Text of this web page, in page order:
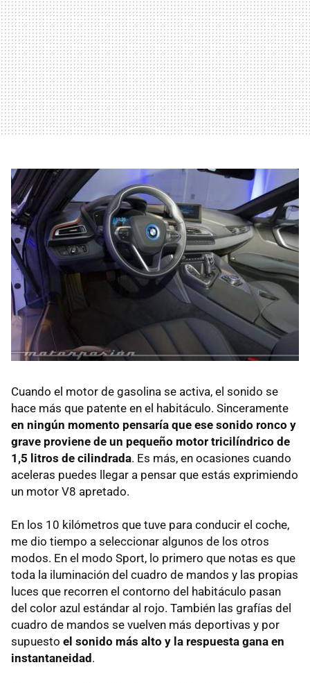
Cuando el motor de gasolina se activa, el sonido se
hace más que patente en el habitáculo. Sinceramente
en ningún momento pensaría que ese sonido ronco y
grave proviene de un pequeño motor tricilíndrico de
1,5 litros de cilindrada. Es más, en ocasiones cuando
aceleras puedes llegar a pensar que estás exprimiendo
un motor V8 apretado.
En los 10 kilómetros que tuve para conducir el coche,
me dio tiempo a seleccionar algunos de los otros
modos. En el modo Sport, lo primero que notas es que
toda la iluminación del cuadro de mandos y las propias
luces que recorren el contorno del habitáculo pasan
del color azul estándar al rojo. También las grafías del
cuadro de mandos se vuelven más deportivas y por
supuesto el sonido más alto y la respuesta gana en
instantaneidad .